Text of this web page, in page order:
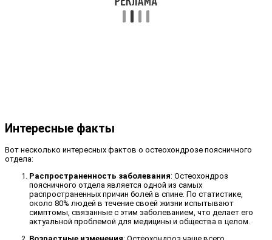
Интересные факты
Вот несколько интересных фактов о остеохондрозе поясничного
отдела:
Распространенность заболевания: Остеохондроз
поясничного отдела является одной из самых
распространенных причин болей в спине. По статистике,
около 80% людей в течение своей жизни испытывают
симптомы, связанные с этим заболеванием, что делает его
актуальной проблемой для медицины и общества в целом.